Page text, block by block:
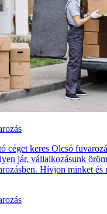
céget keres Olcsó
jár, vállalkozásunk
Hívjon minket és